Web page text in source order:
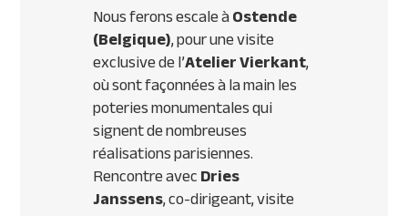
Nous ferons escale àOstende
(Belgique), pour une visite
exclusive de l’Atelier Vierkant,
où sont façonnées à la main les
poteries monumentales qui
signent de nombreuses
réalisations parisiennes.
Rencontre avecDries
Janssens, co-dirigeant, visite